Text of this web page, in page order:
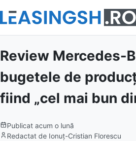
Review Mercedes-
bugetele de
fiind „cel mai bun
Publicat acum o lună
Redactat de Ionuț-Cristian Florescu